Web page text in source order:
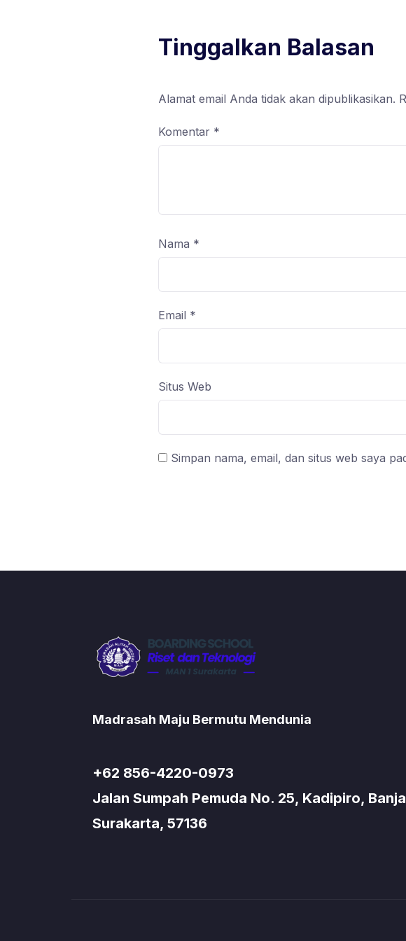
Tinggalkan Balasan
Alamat email Anda tidak akan dipublikasikan.
Komentar *
Nama *
Email *
Situs Web
Simpan nama, email, dan situs web saya
Madrasah Maju Bermutu Mendunia
+62 856-4220-0973
Jalan Sumpah Pemuda No. 25, Kadipiro,
Surakarta, 57136